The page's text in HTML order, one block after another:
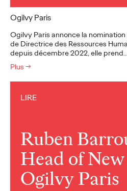
Ogilvy Paris
Ogilvy Paris annonce la
de Directrice des Ressources
depuis décembre 2022, elle
Plus →
LIRE
Ruben
Head of
Ogilvy Paris